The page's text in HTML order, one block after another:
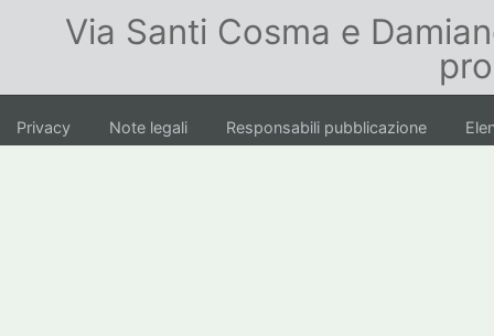
Via Santi Cosma e
Privacy Note legali Responsabili pubblicazione